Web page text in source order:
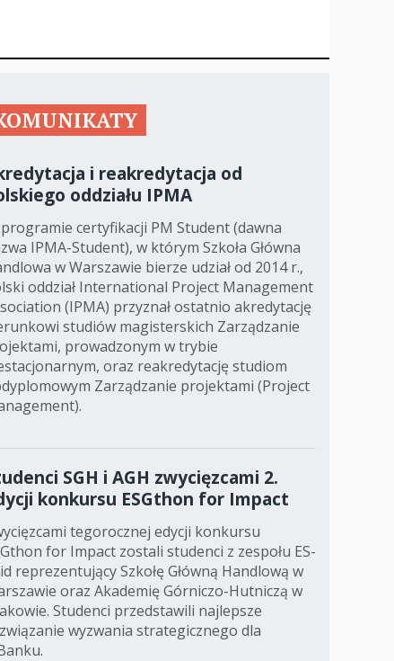
i reakredytacja od
oddziału IPMA
certyfikacji PM Student (dawna
IPMA-Student), w którym Szkoła Główna
w Warszawie bierze udział od 2014 r.,
oddział International Project Management
(IPMA) przyznał ostatnio akredytację
studiów magisterskich Zarządzanie
prowadzonym w trybie
oraz reakredytację studiom
Zarządzanie projektami (Project
SGH i AGH zwycięzcami 2.
konkursu ESGthon for Impact
tegorocznej edycji konkursu
for Impact zostali studenci z zespołu ES-
reprezentujący Szkołę Główną Handlową w
oraz Akademię Górniczo-Hutniczą w
Studenci przedstawili najlepsze
wyzwania strategicznego dla